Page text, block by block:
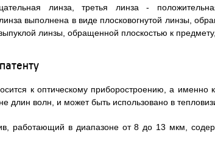
линза, третья линза -
выполнена в виде плосковогнутой линзы,
линзы, обращенной плоскостью к
к оптическому приборостроению, а
длин волн, и может быть использовано в
работающий в диапазоне от 8 до 13 мкм,